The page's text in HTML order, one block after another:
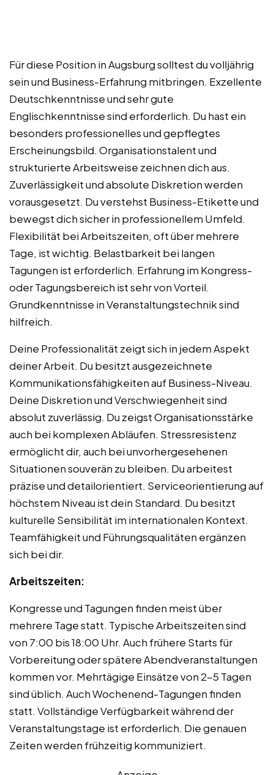
Für diese Position in Augsburg solltest du volljährig
sein und Business-Erfahrung mitbringen. Exzellente
Deutschkenntnisse und sehr gute
Englischkenntnisse sind erforderlich. Du hast ein
besonders professionelles und gepflegtes
Erscheinungsbild. Organisationstalent und
strukturierte Arbeitsweise zeichnen dich aus.
Zuverlässigkeit und absolute Diskretion werden
vorausgesetzt. Du verstehst Business-Etikette und
bewegst dich sicher in professionellem Umfeld.
Flexibilität bei Arbeitszeiten, oft über mehrere
Tage, ist wichtig. Belastbarkeit bei langen
Tagungen ist erforderlich. Erfahrung im Kongress-
oder Tagungsbereich ist sehr von Vorteil.
Grundkenntnisse in Veranstaltungstechnik sind
hilfreich.
Deine Professionalität zeigt sich in jedem Aspekt
deiner Arbeit. Du besitzt ausgezeichnete
Kommunikationsfähigkeiten auf Business-Niveau.
Deine Diskretion und Verschwiegenheit sind
absolut zuverlässig. Du zeigst Organisationsstärke
auch bei komplexen Abläufen. Stressresistenz
ermöglicht dir, auch bei unvorhergesehenen
Situationen souverän zu bleiben. Du arbeitest
präzise und detailorientiert. Serviceorientierung auf
höchstem Niveau ist dein Standard. Du besitzt
kulturelle Sensibilität im internationalen Kontext.
Teamfähigkeit und Führungsqualitäten ergänzen
sich bei dir.
Arbeitszeiten:
Kongresse und Tagungen finden meist über
mehrere Tage statt. Typische Arbeitszeiten sind
von 7:00 bis 18:00 Uhr. Auch frühere Starts für
Vorbereitung oder spätere Abendveranstaltungen
kommen vor. Mehrtägige Einsätze von 2-5 Tagen
sind üblich. Auch Wochenend-Tagungen finden
statt. Vollständige Verfügbarkeit während der
Veranstaltungstage ist erforderlich. Die genauen
Zeiten werden frühzeitig kommuniziert.